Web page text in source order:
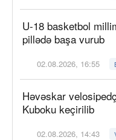
U-18 basketbol
pillədə başa vurub
02.08.2026, 16:55
Həvəskar
Kuboku keçirilib
02.08.2026, 14:43